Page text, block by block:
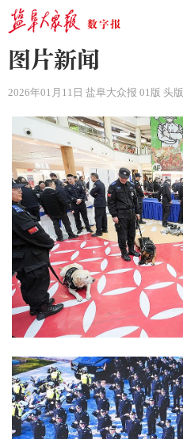
图片新闻
2026年01月11日 盐阜大众报 01版 头版